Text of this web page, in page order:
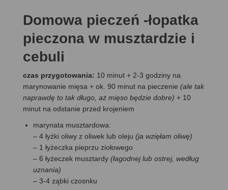
Domowa pieczeń -łopatka
pieczona w musztardzie i
cebuli
czas przygotowania: 10 minut + 2-3 godziny na
marynowanie mięsa + ok. 90 minut na pieczenie (ale tak
naprawdę to tak długo, aż mięso będzie dobre) + 10
minut na odstanie przed krojeniem
marynata musztardowa:
– 4 łyżki oliwy z oliwek lub oleju (ja wzięłam oliwę)
– 1 łyżeczka pieprzu ziołowego
– 6 łyżeczek musztardy (łagodnej lub ostrej, według
uznania)
– 3-4 ząbki czosnku